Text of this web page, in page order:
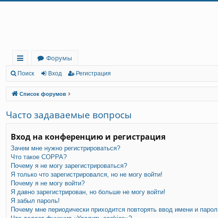
с
ы
лк
и
Форумы
Поиск Вход Регистрация
Список форумов
Часто задаваемые вопросы
Вход на конференцию и регистрация
Зачем мне нужно регистрироваться?
Что такое COPPA?
Почему я не могу зарегистрироваться?
Я только что зарегистрировался, но не могу войти!
Почему я не могу войти?
Я давно зарегистрирован, но больше не могу войти!
Я забыл пароль!
Почему мне периодически приходится повторять ввод имени и